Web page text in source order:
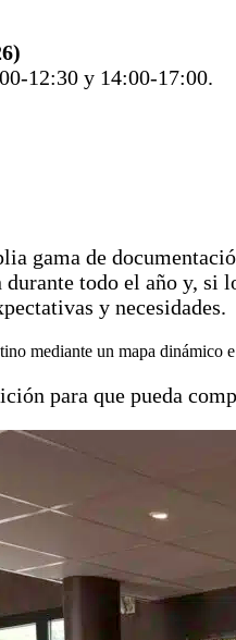
12:30 y 14:00-17:00.
gama de
todo el año y,
y necesidades.
mediante un mapa
para que pueda